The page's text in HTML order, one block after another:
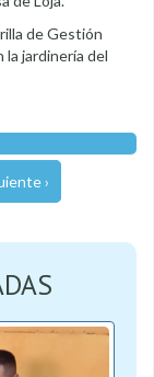
de Gestión
la jardinería del
›